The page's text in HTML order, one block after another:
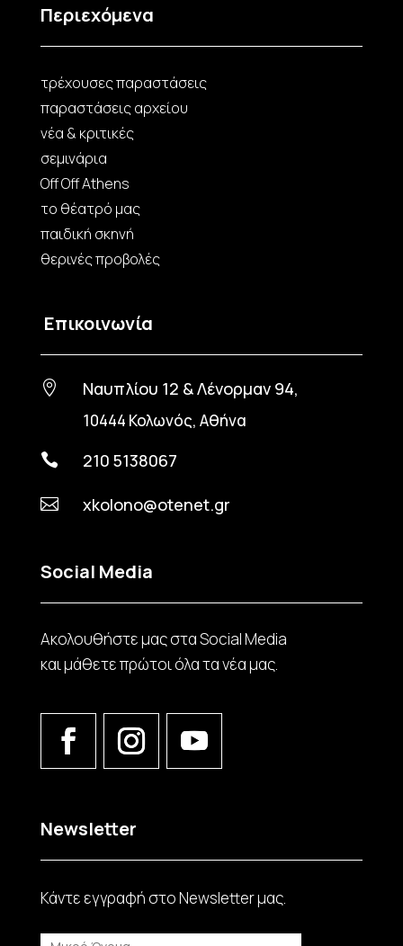
Περιεχόμενα
τρέχουσες παραστάσεις
παραστάσεις αρχείου
νέα & κριτικές
σεμινάρια
Off Off Athens
το θέατρό μας
παιδική σκηνή
θερινές προβολές
Επικοινωνία
 Ναυπλίου 12 & Λένορμαν 94,
10444 Κολωνός, Αθήνα
 210 5138067
 xkolono@otenet.gr
Social Media
Ακολουθήστε μας στα Social Media
και μάθετε πρώτοι όλα τα νέα μας.
Newsletter
Κάντε εγγραφή στο Νewsletter μας.